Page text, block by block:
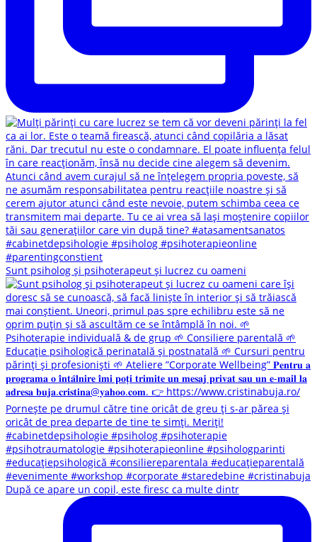
Sunt psiholog și psihoterapeut și lucrez cu oameni
După ce apare un copil, este firesc ca multe dintr